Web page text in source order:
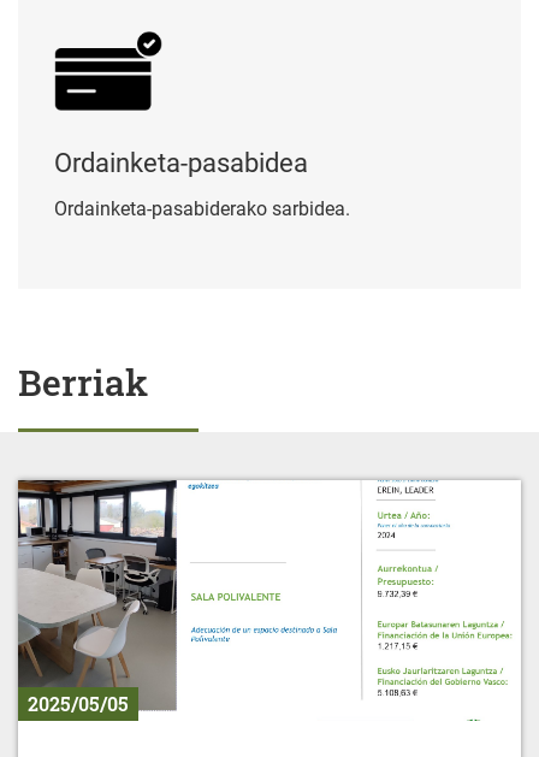
Ordainketa-pasabidea
Ordainketa-pasabiderako sarbidea.
Berriak
2025/05/05